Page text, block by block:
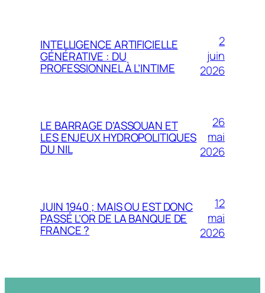
INTELLIGENCE ARTIFICIELLE
GÉNÉRATIVE : DU
PROFESSIONNEL À L’INTIME
2
juin
2026
LE BARRAGE D’ASSOUAN ET
LES ENJEUX HYDROPOLITIQUES
DU NIL
26
mai
2026
JUIN 1940 ; MAIS OU EST DONC
PASSÉ L’OR DE LA BANQUE DE
FRANCE ?
12
mai
2026